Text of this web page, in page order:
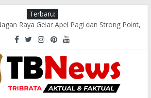
Terbaru:
Raya Gelar Apel Pagi dan Strong Point,
Lintas Lancar
Presisi Sat Samapta Polres Nagan Raya
Raya Laksanakan Pengaturan Lalu
Sosialisasikan Pencegahan Karhutla